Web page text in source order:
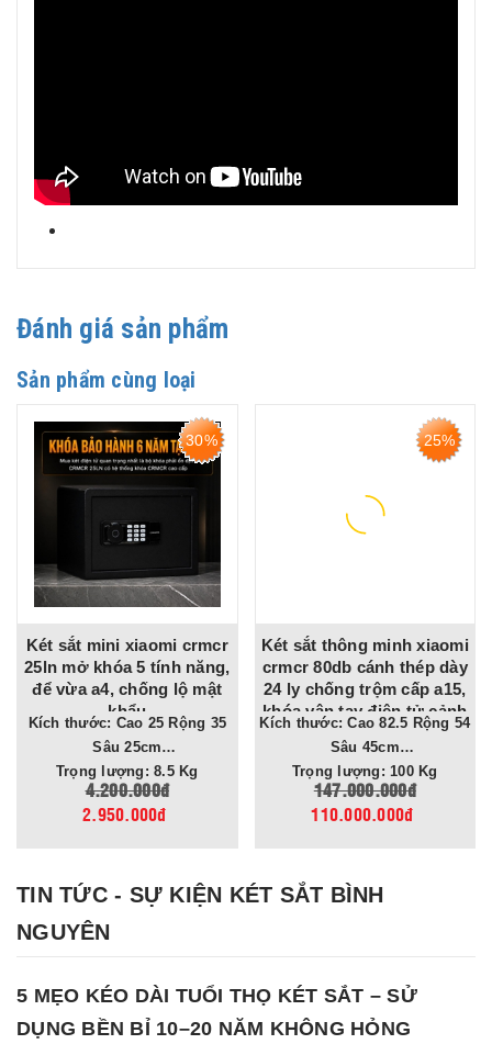
Đánh giá sản phẩm
Sản phẩm cùng loại
30%
xiaomi crmcr
5 tính năng,
chống lộ mật
Trọng lượng: 8.5 Kg
Két sắt thông minh xiaomi
crmcr 80db cánh thép dày
24 ly chống trộm cấp a15,
khóa vân tay điện tử cảnh
báo điện thoại
Kích thước: Cao 82.5 Rộng 54
Trọng lượng: 100 Kg
Két sắt
minh
khóa vân
danh
năng cảnh
Kích thước: Cao 22 Rộng 37.5
TIN TỨC - SỰ KIỆN KÉT SẮT BÌNH
NGUYÊN
5 MẸO KÉO DÀI TUỔI THỌ KÉT SẮT – SỬ
DỤNG BỀN BỈ 10–20 NĂM KHÔNG HỎNG